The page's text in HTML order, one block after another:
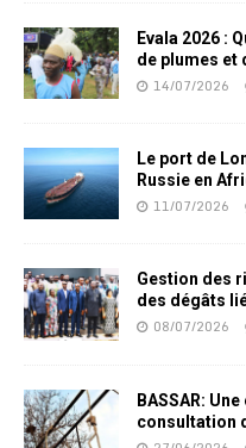
Evala 2026 :
de plumes et
14/07/2026
Le port de
Russie en
11/07/2026
Gestion des
des dégâts
08/07/2026
BASSAR:
consultation